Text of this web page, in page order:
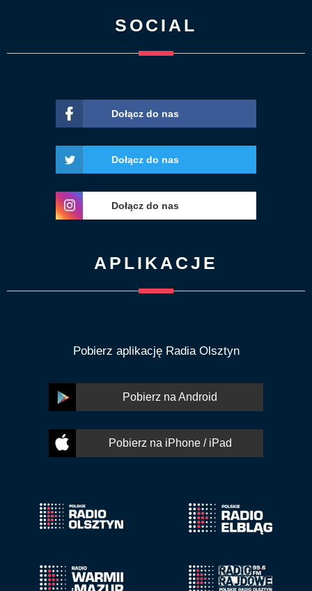
SOCIAL
Dołącz do nas
Dołącz do nas
Dołącz do nas
APLIKACJE
Pobierz aplikację Radia Olsztyn
Pobierz na Android
Pobierz na iPhone / iPad